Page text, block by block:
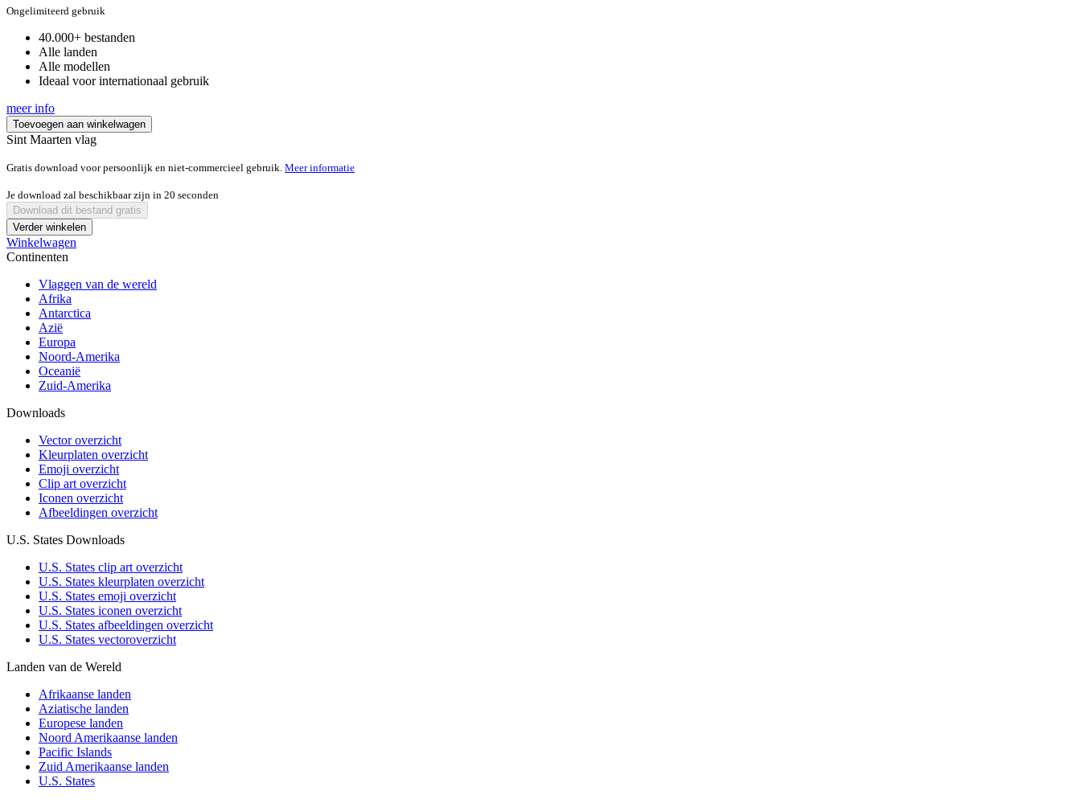
was:
is:
Ongelimiteerd gebruik
40.000+ bestanden
Alle landen
Alle modellen
Ideaal voor internationaal gebruik
meer info
Toevoegen aan winkelwagen
Sint Maarten vlag
Gratis download voor persoonlijk en niet-commercieel gebruik. Meer informatie
Je download zal beschikbaar zijn in 20 seconden
Download dit bestand gratis
Verder winkelen
Winkelwagen
Continenten
Vlaggen van de wereld
Afrika
Antarctica
Azië
Europa
Noord-Amerika
Oceanië
Zuid-Amerika
Downloads
Vector overzicht
Kleurplaten overzicht
Emoji overzicht
Clip art overzicht
Iconen overzicht
Afbeeldingen overzicht
U.S. States Downloads
U.S. States clip art overzicht
U.S. States kleurplaten overzicht
U.S. States emoji overzicht
U.S. States iconen overzicht
U.S. States afbeeldingen overzicht
U.S. States vectoroverzicht
Landen van de Wereld
Afrikaanse landen
Aziatische landen
Europese landen
Noord Amerikaanse landen
Pacific Islands
Zuid Amerikaanse landen
U.S. States